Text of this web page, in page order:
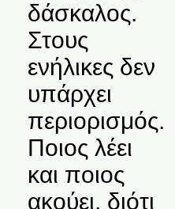
δάσκαλος.
Στους
ενήλικες δεν
υπάρχει
περιορισμός.
Ποιος λέει
και ποιος
ακούει, διότι